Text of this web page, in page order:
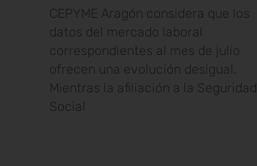
CEPYME Aragón considera que los
datos del mercado laboral
correspondientes al mes de julio
ofrecen una evolución desigual.
Mientras la afiliación a la Seguridad
Social